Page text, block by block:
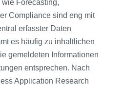
Forecasting,
Compliance sind eng mit
erfasster Daten
es häufig zu inhaltlichen
gemeldeten Informationen
entsprechen. Nach
Application Research